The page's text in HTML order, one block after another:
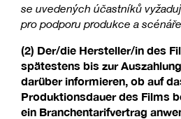
se uvedených účastníků
pro podporu produkce a
(2) Der/die Hersteller/in des
spätestens bis zur
darüber informieren, ob auf
Produktionsdauer des Films
ein Branchentarifvertrag